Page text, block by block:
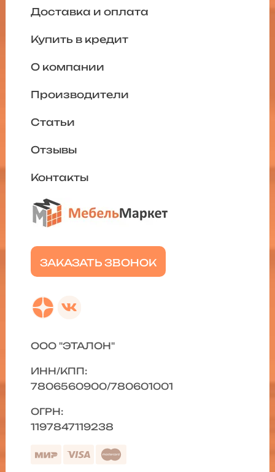
ЗАКАЗАТЬ ЗВОНОК
Доставка и оплата
Купить в кредит
О компании
Производители
Статьи
Отзывы
Контакты
ООО "ЭТАЛОН"
ИНН/КПП:
7806560900/780601001
ОГРН:
1197847119238